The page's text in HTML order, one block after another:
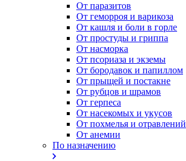
От паразитов
Oт геморроя и варикоза
От кашля и боли в горле
От простуды и гриппа
От насморка
Oт псориаза и экземы
От бородавок и папиллом
От прыщей и постакне
От рубцов и шрамов
От герпеса
От насекомых и укусов
От похмелья и отравлений
От анемии
По назначению